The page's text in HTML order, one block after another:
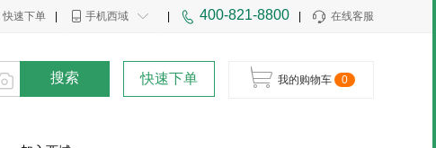
在线客服
400-821-8800
手机西域
快速下单
搜索 快速下单 我的购物车 0